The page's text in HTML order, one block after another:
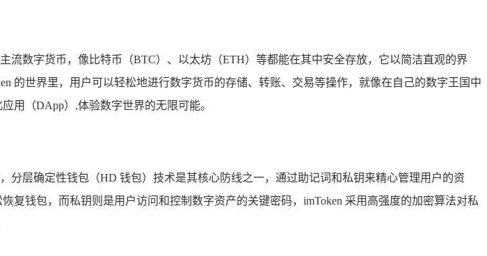
流数字货币，像比特币（BTC）、以太坊（ETH）等都能在其中安全存放，它以简洁直观的界
的世界里，用户可以轻松地进行数字货币的存储、转账、交易等操作，就像在自己的数字王国中
用（DApp）,体验数字世界的无限可能。
分层确定性钱包（HD 钱包）技术是其核心防线之一，通过助记词和私钥来精心管理用户的资
复钱包，而私钥则是用户访问和控制数字资产的关键密码，imToken 采用高强度的加密算法对私